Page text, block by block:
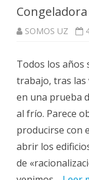
SOMOS UZ
Todos los años
trabajo, tras las
en una prueba
al frío. Parece
producirse con
abrir los
de